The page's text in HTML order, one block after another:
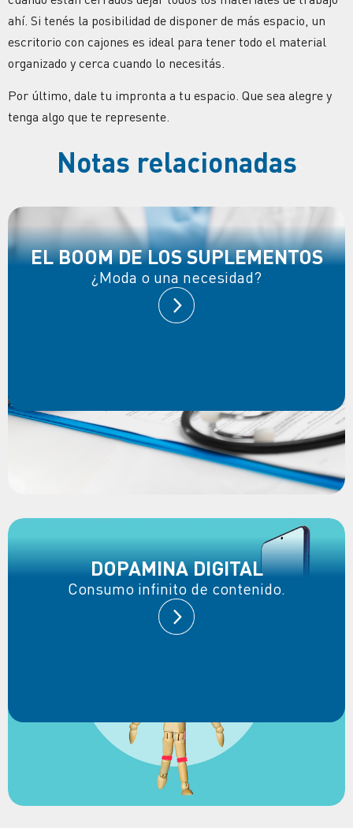
ahí. Si tenés la posibilidad de disponer de más espacio, un
escritorio con cajones es ideal para tener todo el material
organizado y cerca cuando lo necesitás.
Por último, dale tu impronta a tu espacio. Que sea alegre y
tenga algo que te represente.
Notas relacionadas
EL BOOM DE LOS SUPLEMENTOS
¿Moda o una necesidad?
DOPAMINA DIGITAL
Consumo infinito de contenido.